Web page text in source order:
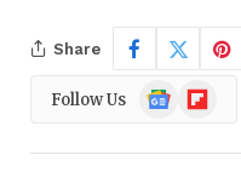
Share
Follow Us
Google
News